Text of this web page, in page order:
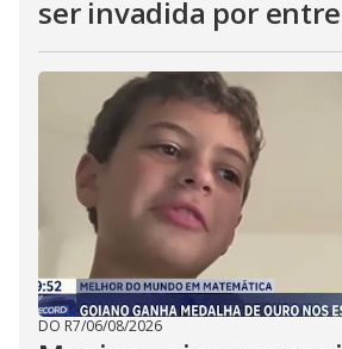
ser invadida por
DO R7/06/08/2026